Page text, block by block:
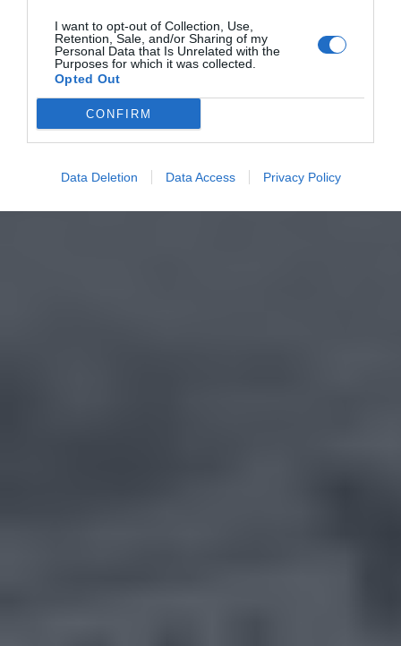
I want to opt-out of Collection, Use,
Retention, Sale, and/or Sharing of my
Personal Data that Is Unrelated with the
Purposes for which it was collected.
Opted Out
CONFIRM
Data Deletion Data Access Privacy Policy